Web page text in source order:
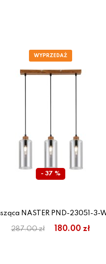
- 37 %
NASTER PND-23051-3-
287.00 zł 180.00 zł